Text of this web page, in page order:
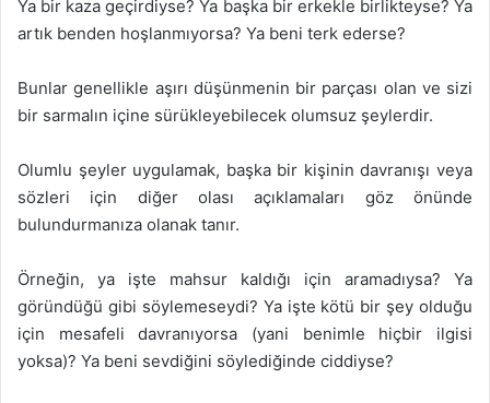
Ya bir kaza geçirdiyse? Ya başka bir erkekle birlikteyse? Ya
artık benden hoşlanmıyorsa? Ya beni terk ederse?
Bunlar genellikle aşırı düşünmenin bir parçası olan ve sizi
bir sarmalın içine sürükleyebilecek olumsuz şeylerdir.
Olumlu şeyler uygulamak, başka bir kişinin davranışı veya
sözleri için diğer olası açıklamaları göz önünde
bulundurmanıza olanak tanır.
Örneğin, ya işte mahsur kaldığı için aramadıysa? Ya
göründüğü gibi söylemeseydi? Ya işte kötü bir şey olduğu
için mesafeli davranıyorsa (yani benimle hiçbir ilgisi
yoksa)? Ya beni sevdiğini söylediğinde ciddiyse?